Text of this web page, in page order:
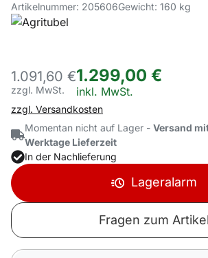
Artikelnummer: 205606Gewicht: 160 kg
1.091,60 €
zzgl. MwSt.
1.299,00 €
Steuerhinweis:
inkl. MwSt.
zzgl. Versandkosten
Momentan nicht auf Lager - Versand
Werktage Lieferzeit
In der Nachlieferung
Lageralarm
Fragen zum Artikel